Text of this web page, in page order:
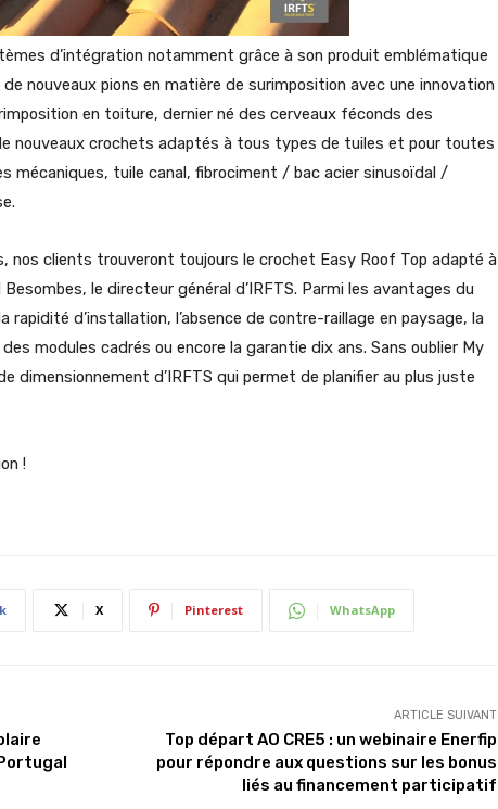
d’intégration notamment grâce à son produit emblématique
nouveaux pions en matière de surimposition avec une innovation
en toiture, dernier né des cerveaux féconds des
nouveaux crochets adaptés à tous types de tuiles et pour toutes
mécaniques, tuile canal, fibrociment / bac acier sinusoïdal /
nos clients trouveront toujours le crochet Easy Roof Top adapté à
le directeur général d’IRFTS. Parmi les avantages du
d’installation, l’absence de contre-raillage en paysage, la
modules cadrés ou encore la garantie dix ans. Sans oublier My
dimensionnement d’IRFTS qui permet de planifier au plus juste
!
X Pinterest WhatsApp
ARTICLE SUIVANT
Top départ AO CRE5 : un webinaire Enerfip
pour répondre aux questions sur les bonus
liés au financement participatif